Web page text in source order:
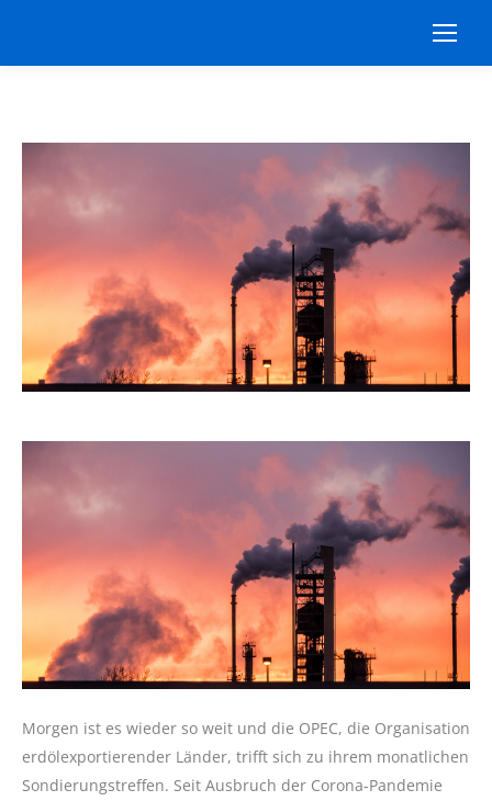
Morgen ist es wieder so weit und die OPEC, die Organisation
erdölexportierender Länder, trifft sich zu ihrem monatlichen
Sondierungstreffen. Seit Ausbruch der Corona-Pandemie